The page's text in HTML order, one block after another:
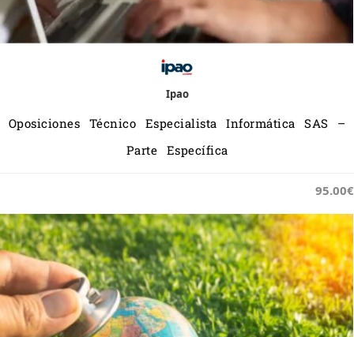
Ipao
Oposiciones Técnico Especialista Informática SAS –
Parte Específica
95.00€